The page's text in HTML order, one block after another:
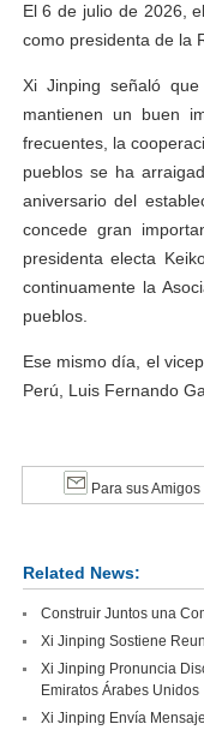
El 6 de julio de 2026,
como presidenta de la
Xi Jinping señaló
mantienen un buen
frecuentes, la
pueblos se ha
aniversario del
concede gran
presidenta electa
continuamente la
pueblos.
Ese mismo día, el
Perú, Luis Fernando
Para sus Amigos
Related News:
Construir Juntos una
Xi Jinping Sostiene
Xi Jinping Pronuncia
Emiratos Árabes Unidos
Xi Jinping Envía